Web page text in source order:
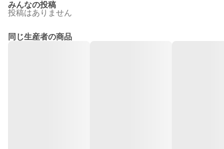
みんなの投稿
投稿はありません
同じ生産者の商品